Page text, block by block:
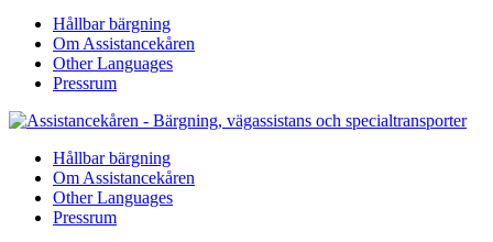
Hållbar bärgning
Om Assistancekåren
Other Languages
Pressrum
Hållbar bärgning
Om Assistancekåren
Other Languages
Pressrum